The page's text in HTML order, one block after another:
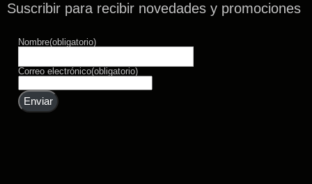
Suscribir para recibir novedades y promociones
Nombre(obligatorio)
Correo electrónico(obligatorio)
Enviar